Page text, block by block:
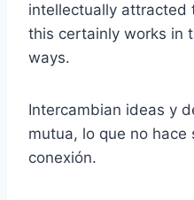
intellectually attracted
this certainly works in
ways.
Intercambian ideas y
mutua, lo que no hace
conexión.